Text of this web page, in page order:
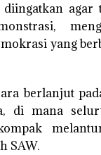
yang
berlanjut
di mana
SAW.